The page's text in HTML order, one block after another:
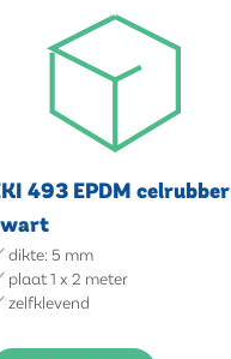
493 EPDM celrubber
dikte: 5 mm
plaat 1 x 2 meter
zelfklevend